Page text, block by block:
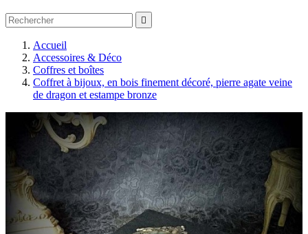

Accueil
Accessoires & Déco
Coffres et boîtes
Coffret à bijoux, en bois finement décoré, pierre agate veine
de dragon et estampe bronze